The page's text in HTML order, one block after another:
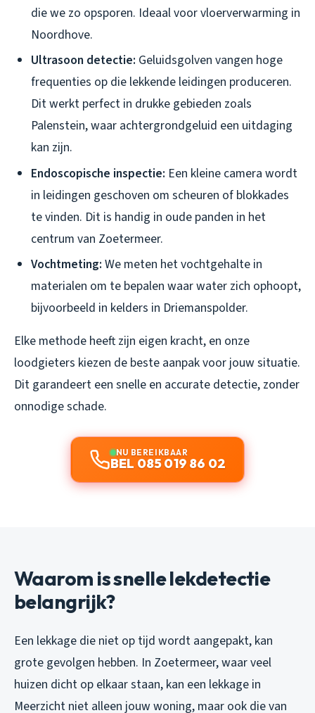
die we zo opsporen. Ideaal voor vloerverwarming in
Noordhove.
Ultrasoon detectie: Geluidsgolven vangen hoge
frequenties op die lekkende leidingen produceren.
Dit werkt perfect in drukke gebieden zoals
Palenstein, waar achtergrondgeluid een uitdaging
kan zijn.
Endoscopische inspectie: Een kleine camera wordt
in leidingen geschoven om scheuren of blokkades
te vinden. Dit is handig in oude panden in het
centrum van Zoetermeer.
Vochtmeting: We meten het vochtgehalte in
materialen om te bepalen waar water zich ophoopt,
bijvoorbeeld in kelders in Driemanspolder.
Elke methode heeft zijn eigen kracht, en onze
loodgieters kiezen de beste aanpak voor jouw situatie.
Dit garandeert een snelle en accurate detectie, zonder
onnodige schade.
NU BEREIKBAAR
BEL 085 019 86 02
Waarom is snelle lekdetectie
belangrijk?
Een lekkage die niet op tijd wordt aangepakt, kan
grote gevolgen hebben. In Zoetermeer, waar veel
huizen dicht op elkaar staan, kan een lekkage in
Meerzicht niet alleen jouw woning, maar ook die van